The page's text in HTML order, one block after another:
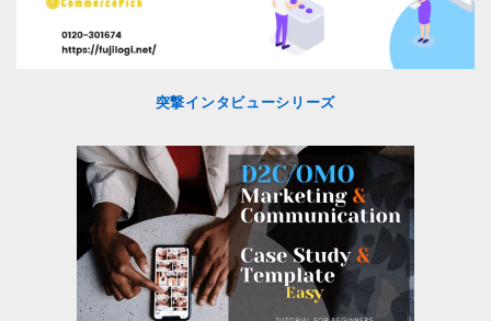
突撃インタビューシリーズ